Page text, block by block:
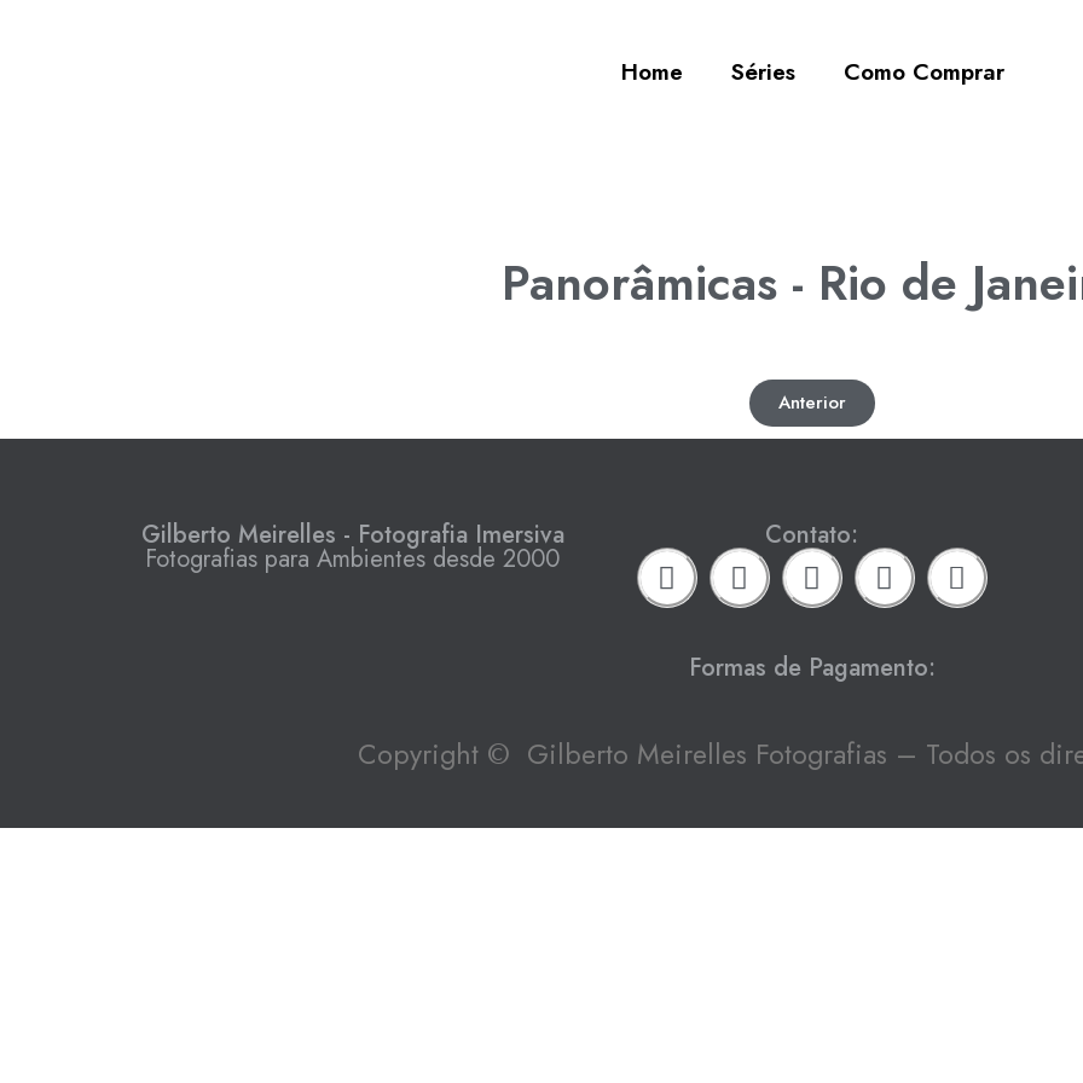
Home Séries Como Comprar
Panorâmicas - Rio de
Anterior
Gilberto Meirelles - Fotografia Imersiva
Fotografias para Ambientes desde 2000
Contato:
Formas de Pagamento:
Copyright © Gilberto Meirelles Fotografias – Todos os